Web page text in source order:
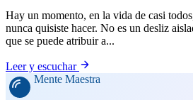
Hay un momento, en la vida de casi
nunca quisiste hacer. No es un desliz
que se puede atribuir a...
Leer y escuchar
Mente Maestra